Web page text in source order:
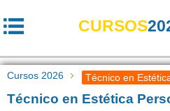
CURSOS
Cursos 2026 Técnico en
Técnico en Estética